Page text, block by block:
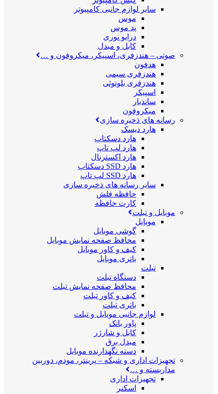
سایر لوازم جانبی کامپیوتر
موس
پد موس
درایو نوری
کابل و مبدل
صوتی – هندزفری، اسپیکر، میکروفون و …
هدفون
هندزفری سیمی
هندزفری بلوتوثی
اسپیکر
ساندبار
میکروفون
رسانه های ذخیره سازی
هارد دیسک
هارد دسکتاپ
هارد لپ تاپ
هارد اکسترنال
هارد SSD دسکتاپ
هارد SSD لپ تاپ
سایر رسانه های ذخیره سازی
حافظه فلش
کارت حافظه
موبایل و تبلت
موبایل
گوشی موبایل
محافظ صفحه نمایش موبایل
کیف و کاور موبایل
باتری موبایل
تبلت
دستگاه تبلت
محافظ صفحه نمایش تبلت
کیف و کاور تبلت
باتری تبلت
لوازم جانبی موبایل و تبلت
پاور بانک
کابل و شارژر
مبدل برق
دسته نگهدارنده موبایل
تجهیزات اداری و شبکه – پرینتر، مودم، دوربین
مداربسته و …
تجهیزات اداری
اسکنر